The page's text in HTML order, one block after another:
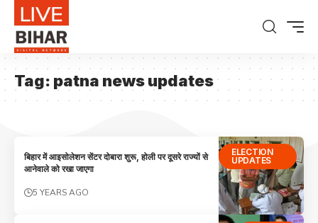
Tag: patna news updates
ELECTION
UPDATES
बिहार में आइसोलेशन सेंटर दोबारा शुरू, होली पर दूसरे राज्‍यों से
आनेवाले को रखा जाएगा
5 YEARS AGO